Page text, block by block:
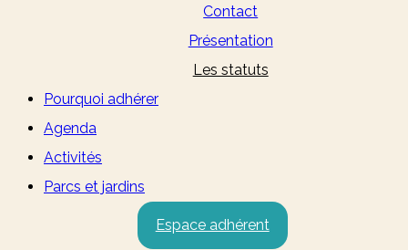
Contact
Présentation
Les statuts
Pourquoi adhérer
Agenda
Activités
Parcs et jardins
Espace adhérent